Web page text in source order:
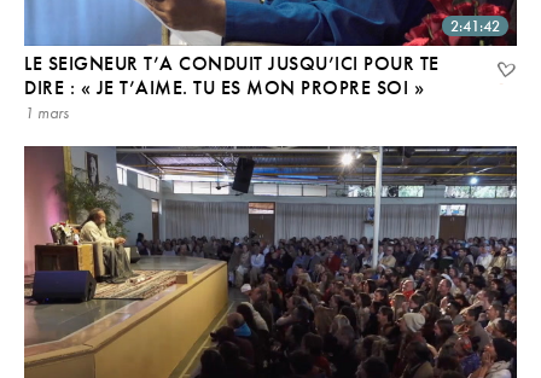
2:41:42
LE SEIGNEUR T’A CONDUIT JUSQU’ICI POUR TE
DIRE : « JE T’AIME. TU ES MON PROPRE SOI »
1 mars